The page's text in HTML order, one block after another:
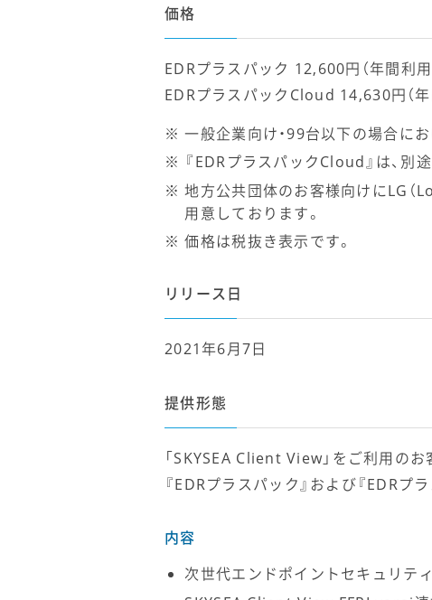
価格
EDRプラスパック 12,600円（年間利用
EDRプラスパックCloud 14,630円（年
一般企業向け・99台以下の場合に
『EDRプラスパックCloud』は、別
地方公共団体のお客様向けにLG（
用意しております。
価格は税抜き表示です。
リリース日
2021年6月7日
提供形態
「SKYSEA Client View」をご利用の
『EDRプラスパック』および『EDRプ
内容
次世代エンドポイントセキュリテ